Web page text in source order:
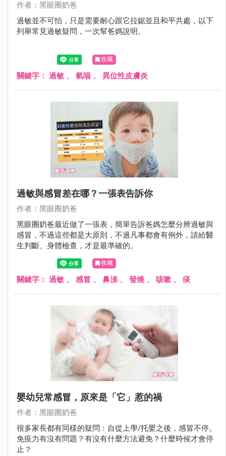
作者：黑眼圈奶爸
過敏並不可怕，只是需要耐心跟它拉鋸並且和平共處，以下
列舉常見過敏疑問，一次幫爸媽說明。
收藏
關鍵字： 過敏 、 氣喘、 異位性皮膚炎
過敏與感冒差在哪？一張表告訴你
作者：黑眼圈奶爸
黑眼圈奶爸最近做了一張表，簡單告訴爸媽怎麼分辨過敏與
感冒，不過這些都是大原則，不過凡事都會有例外，請給醫
生判斷、身體檢查，才是最準確的。
收藏
關鍵字： 過敏 、 感冒 、 鼻涕 、 發燒、 咳嗽 、 痰
嬰幼兒常感冒，原來是「它」惹的禍
作者：黑眼圈奶爸
很多家長都有同樣的疑問：自從上學/托嬰之後，感冒不停。
免疫力有沒有問題？有沒有什麼方法避免？什麼時候才會停
止？